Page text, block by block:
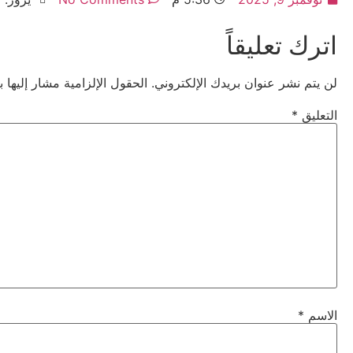
اترك تعليقاً
لن يتم نشر عنوان بريدك الإلكتروني. الحقول الإلزامية مشار إليها
التعليق *
الاسم *